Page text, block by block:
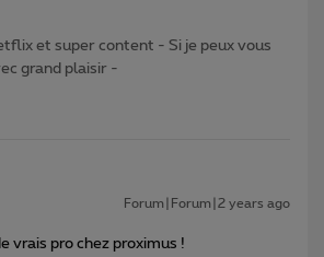
et super content - Si je peux vous
grand plaisir -
Forum|Forum|2 years ago
vrais pro chez proximus !